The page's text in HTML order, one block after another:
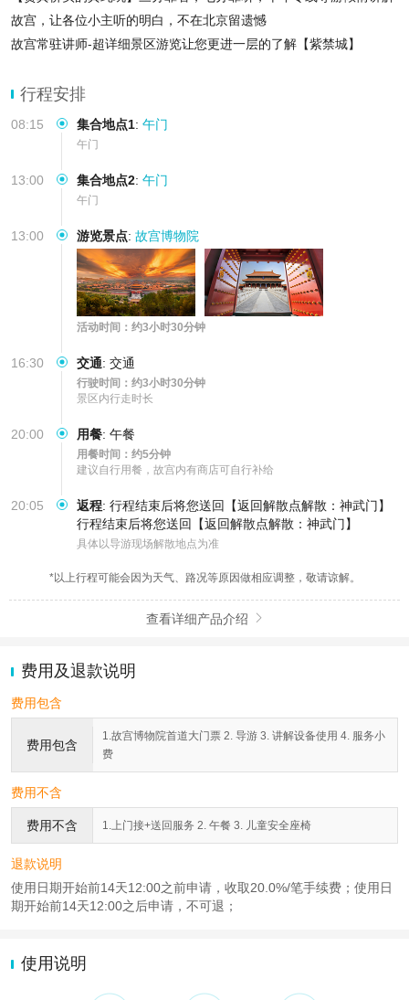
故宫，让各位小主听的明白，不在北京留遗憾
故宫常驻讲师-超详细景区游览让您更进一层的了解【紫禁城】
行程安排
08:15 集合地点1: 午门
午门
13:00 集合地点2: 午门
午门
13:00 游览景点: 故宫博物院
活动时间：约3小时30分钟
16:30 交通: 交通
行驶时间：约3小时30分钟
景区内行走时长
20:00 用餐: 午餐
用餐时间：约5分钟
建议自行用餐，故宫内有商店可自行补给
20:05 返程: 行程结束后将您送回【返回解散点解散：神武门】
行程结束后将您送回【返回解散点解散：神武门】
具体以导游现场解散地点为准
*以上行程可能会因为天气、路况等原因做相应调整，敬请谅解。
查看详细产品介绍 
费用及退款说明
费用包含
费用包含
1.故宫博物院首道大门票 2. 导游 3. 讲解设备使用 4. 服务小
费
费用不含
费用不含 1.上门接+送回服务 2. 午餐 3. 儿童安全座椅
退款说明
使用日期开始前14天12:00之前申请，收取20.0%/笔手续费；使用日
期开始前14天12:00之后申请，不可退；
使用说明